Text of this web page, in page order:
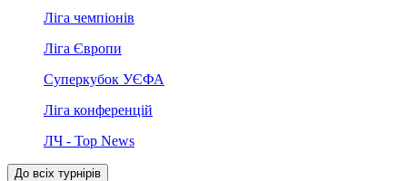
Ліга чемпіонів
Ліга Європи
Суперкубок УЄФА
Ліга конференцій
ЛЧ - Top News
До всіх турнірів